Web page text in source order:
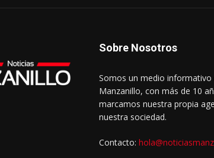
Sobre Nosotros
Somos un medio
Manzanillo, con más de 10
marcamos nuestra propia
nuestra sociedad.
Contacto: